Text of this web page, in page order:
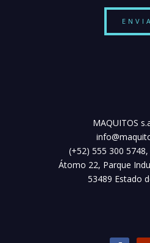
MAQUITOS
(+52) 555 300
Átomo 22, Parque
53489 Estado